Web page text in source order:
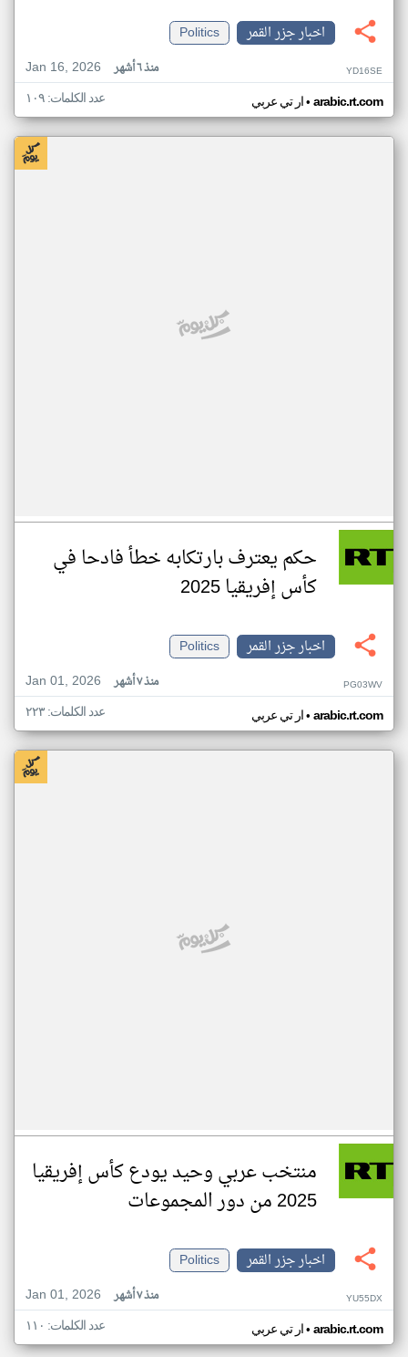
اخبار جزر القمر
Politics
Jan 16, 2026
منذ ٦ أشهر YD16SE
ار تي عربي• arabic.rt.com عدد الكلمات: ١٠٩
حكم يعترف بارتكابه خطأ فادحا في
كأس إفريقيا 2025
اخبار جزر القمر
Politics
Jan 01, 2026
منذ ٧ أشهر PG03WV
ار تي عربي• arabic.rt.com عدد الكلمات: ٢٢٣
منتخب عربي وحيد يودع كأس إفريقيا
2025 من دور المجموعات
اخبار جزر القمر
Politics
Jan 01, 2026
منذ ٧ أشهر YU55DX
ار تي عربي• arabic.rt.com عدد الكلمات: ١١٠